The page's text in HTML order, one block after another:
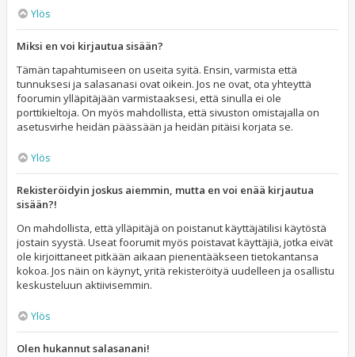
Ylös
Miksi en voi kirjautua sisään?
Tämän tapahtumiseen on useita syitä. Ensin, varmista että
tunnuksesi ja salasanasi ovat oikein. Jos ne ovat, ota yhteyttä
foorumin ylläpitäjään varmistaaksesi, että sinulla ei ole
porttikieltoja. On myös mahdollista, että sivuston omistajalla on
asetusvirhe heidän päässään ja heidän pitäisi korjata se.
Ylös
Rekisteröidyin joskus aiemmin, mutta en voi enää kirjautua
sisään?!
On mahdollista, että ylläpitäjä on poistanut käyttäjätilisi käytöstä
jostain syystä. Useat foorumit myös poistavat käyttäjiä, jotka eivät
ole kirjoittaneet pitkään aikaan pienentääkseen tietokantansa
kokoa. Jos näin on käynyt, yritä rekisteröityä uudelleen ja osallistu
keskusteluun aktiivisemmin.
Ylös
Olen hukannut salasanani!